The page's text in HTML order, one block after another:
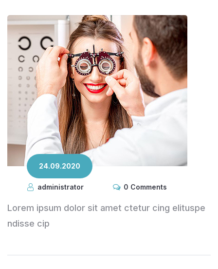
24.09.2020
administrator 0 Comments
Lorem ipsum dolor sit amet ctetur cing elituspe
ndisse cip